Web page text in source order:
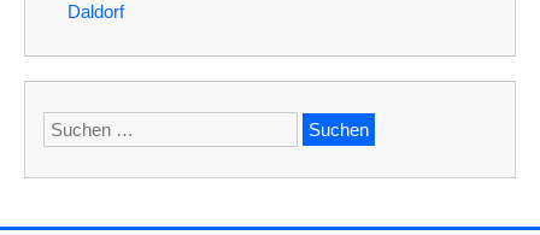
Daldorf
Suchen
nach: